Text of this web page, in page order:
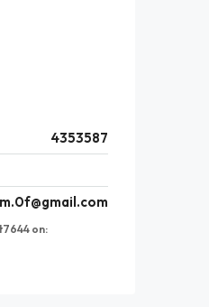
4353587
on: